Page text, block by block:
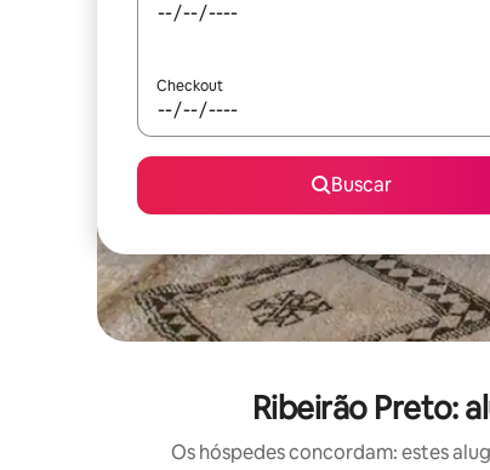
Checkout
Buscar
Ribeirão Preto:
Os hóspedes concordam: estes